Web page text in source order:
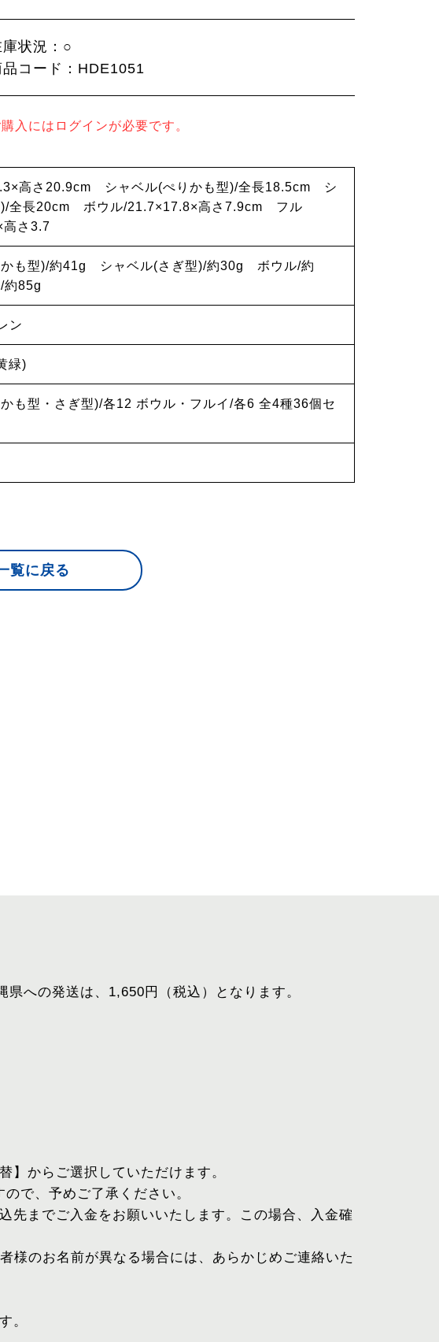
庫状況：○
品コード：HDE1051
購入にはログインが必要です。
高さ20.9cm シャベル(ぺりかも型)/全長18.5cm シ
)/全長20cm ボウル/21.7×17.8×高さ7.9cm フル
さ3.7
かも型)/約41g シャベル(さぎ型)/約30g ボウル/約
85g
ン
緑)
も型・さぎ型)/各12 ボウル・フルイ/各6 全4種36個セ
覧に戻る
への発送は、1,650円（税込）となります。
】からご選択していただけます。
で、予めご了承ください。
先までご入金をお願いいたします。この場合、入金確
様のお名前が異なる場合には、あらかじめご連絡いた
。